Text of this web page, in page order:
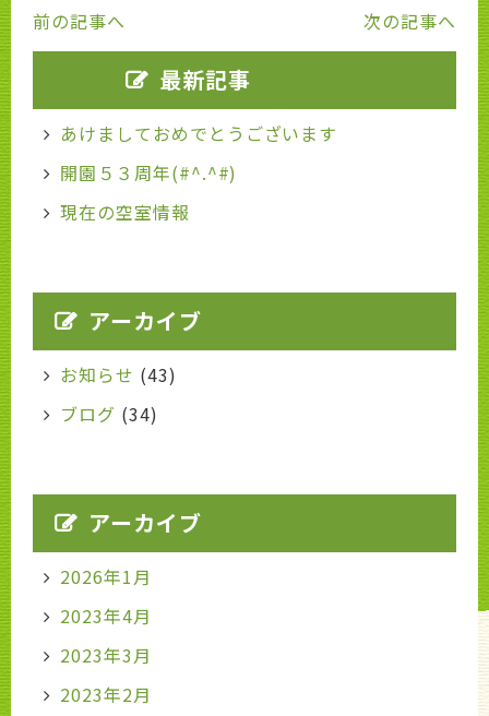
前の記事へ 次の記事へ
最新記事
あけましておめでとうございます
開園５３周年(#^.^#)
現在の空室情報
アーカイブ
お知らせ (43)
ブログ (34)
アーカイブ
2026年1月
2023年4月
2023年3月
2023年2月